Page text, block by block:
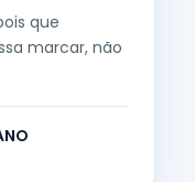
que
marcar, não